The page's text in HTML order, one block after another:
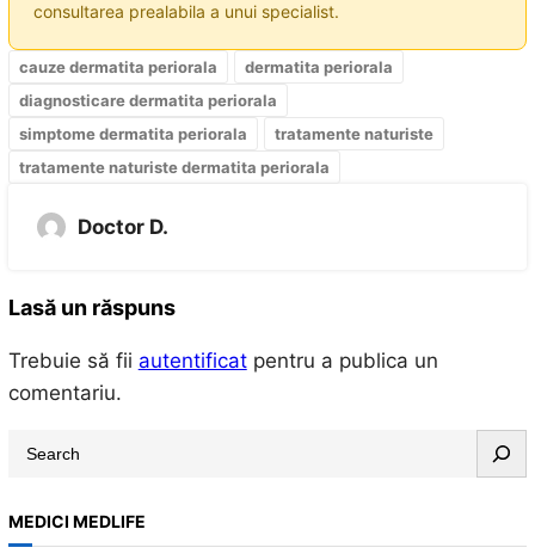
consultarea prealabila a unui specialist.
cauze dermatita periorala
dermatita periorala
diagnosticare dermatita periorala
simptome dermatita periorala
tratamente naturiste
tratamente naturiste dermatita periorala
Doctor D.
Lasă un răspuns
Trebuie să fii autentificatpentru a publica un
comentariu.
a
r
MEDICI MEDLIFE